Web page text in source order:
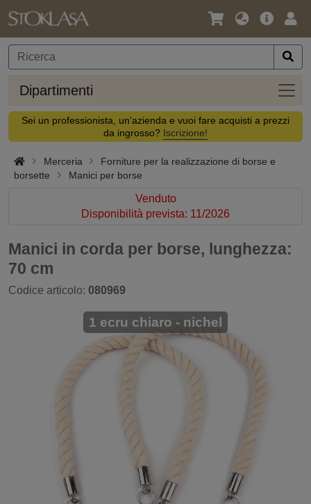
Lingua
Valuta
Offerta
Dipartimenti
Sei un professionista, un'azienda e vuoi fare acquisti a prezzi
da ingrosso? Iscrizione!
Merceria
Forniture per la realizzazione di borse e
borsette
Manici per borse
Venduto
Disponibilità prevista: 11/2026
Manici in corda per borse, lunghezza:
70 cm
Codice articolo: 080969
1 ecru chiaro - nichel